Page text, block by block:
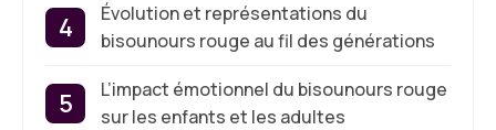
Évolution et représentations du
bisounours rouge au fil des générations
L’impact émotionnel du bisounours rouge
sur les enfants et les adultes